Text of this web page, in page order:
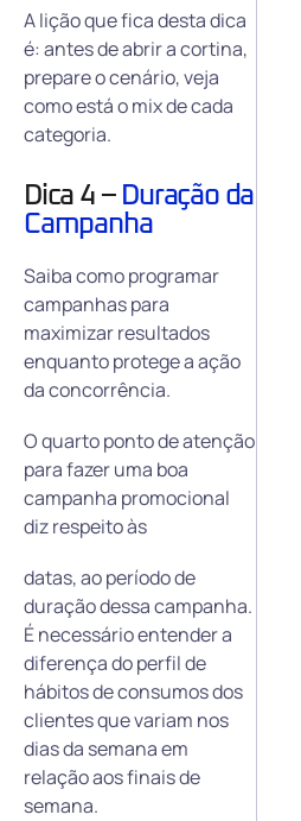
A lição que fica desta dica
é: antes de abrir a cortina,
prepare o cenário, veja
como está o mix de cada
categoria.
Dica 4 – Duração da
Campanha
Saiba como programar
campanhas para
maximizar resultados
enquanto protege a ação
da concorrência.
O quarto ponto de atenção
para fazer uma boa
campanha promocional
diz respeito às
datas, ao período de
duração dessa campanha.
É necessário entender a
diferença do perfil de
hábitos de consumos dos
clientes que variam nos
dias da semana em
relação aos finais de
semana.